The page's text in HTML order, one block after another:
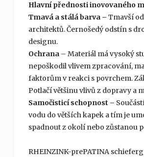
Hlavní přednosti inovovaného
Tmavá a stálá barva – Tmavší
architektů. Černošedý odstín s
designu.
Ochrana– Materiál má vysoký
nepoškodil vlivem zpracování,
faktorům v reakci s povrchem.
Potlačí většinu vlivů z dopravy a
Samočisticí schopnost –
vodu do větších kapek a tím je
spadnout z okolí nebo zůstanou
RHEINZINK-prePATINA